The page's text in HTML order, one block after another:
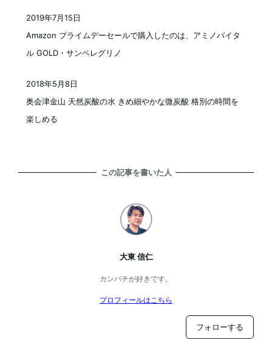
Amazon プライムデーセールで購入したのは、アミノバイタ
ル GOLD・サンペレグリノ
2019年7月15日
奥会津金山 天然炭酸の水 きめ細やかな微炭酸 格別の時間を
楽しめる
2018年5月8日
この記事を書いた人
大東 信仁
カンパチが好きです。
プロフィールはこちら
フォローする